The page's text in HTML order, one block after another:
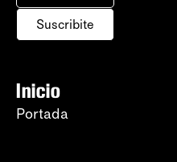
Suscribite
Inicio
Portada